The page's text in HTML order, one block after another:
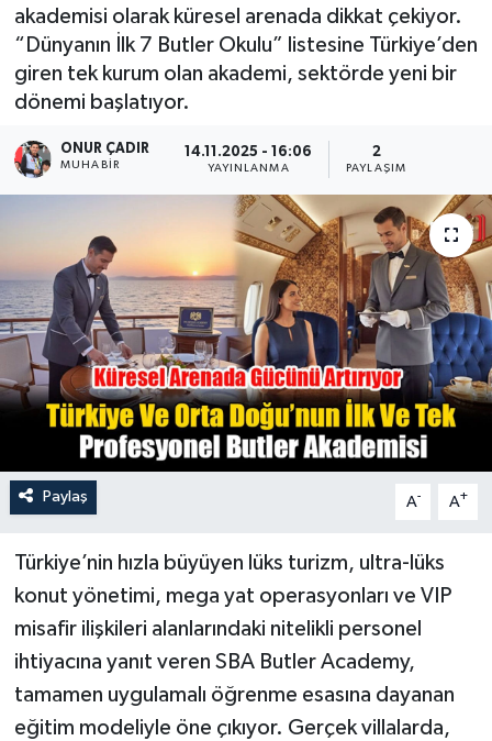
akademisi olarak küresel arenada dikkat çekiyor.
“Dünyanın İlk 7 Butler Okulu” listesine Türkiye’den
giren tek kurum olan akademi, sektörde yeni bir
dönemi başlatıyor.
ONUR ÇADIR
MUHABİR
14.11.2025 - 16:06
YAYINLANMA
2
PAYLAŞIM
Paylaş A- A+
Türkiye’nin hızla büyüyen lüks turizm, ultra-lüks
konut yönetimi, mega yat operasyonları ve VIP
misafir ilişkileri alanlarındaki nitelikli personel
ihtiyacına yanıt veren SBA Butler Academy,
tamamen uygulamalı öğrenme esasına dayanan
eğitim modeliyle öne çıkıyor. Gerçek villalarda,
Spor
Turizm
Haber Arşivi